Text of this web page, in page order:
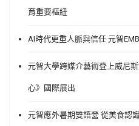
育重要樞紐
AI時代更重人脈與信任 元智
元智大學跨媒介藝術登上威尼
心》國際展出
元智應外暑期雙語營 從美食認